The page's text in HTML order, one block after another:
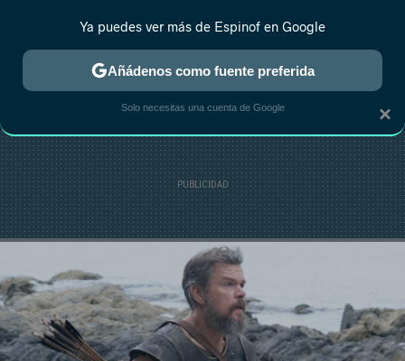
MENÚ NUEVO
ESTRENOS REALITY ANIME RANKINGS CINE ×
Ya puedes ver más de Espinof en Google
Añádenos como fuente preferida
Solo necesitas una cuenta de Google